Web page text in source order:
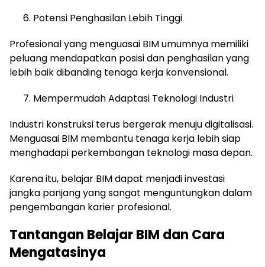
Potensi Penghasilan Lebih Tinggi
Profesional yang menguasai BIM umumnya memiliki
peluang mendapatkan posisi dan penghasilan yang
lebih baik dibanding tenaga kerja konvensional.
Mempermudah Adaptasi Teknologi Industri
Industri konstruksi terus bergerak menuju digitalisasi.
Menguasai BIM membantu tenaga kerja lebih siap
menghadapi perkembangan teknologi masa depan.
Karena itu, belajar BIM dapat menjadi investasi
jangka panjang yang sangat menguntungkan dalam
pengembangan karier profesional.
Tantangan Belajar BIM dan Cara
Mengatasinya